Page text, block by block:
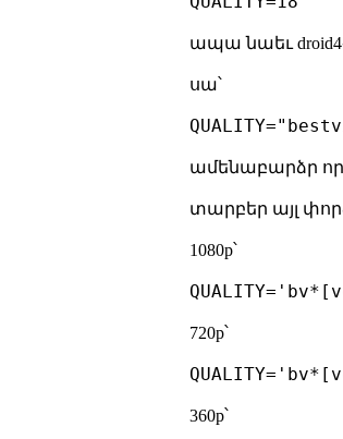
ապա նաեւ
սա՝
ամենաբարձր
տարբեր այլ
1080p՝
720p՝
360p՝